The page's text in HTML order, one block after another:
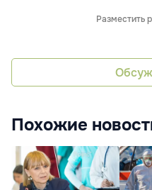
Разместить
Похожие